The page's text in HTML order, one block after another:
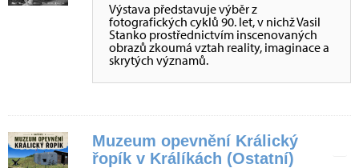
Výstava představuje výběr z
fotografických cyklů 90. let, v nichž Vasil
Stanko prostřednictvím inscenovaných
obrazů zkoumá vztah reality, imaginace a
skrytých významů.
Muzeum opevnění Králický
řopík v Králíkách (Ostatní)